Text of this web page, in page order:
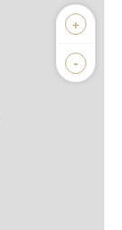
+
-
Biens vendus